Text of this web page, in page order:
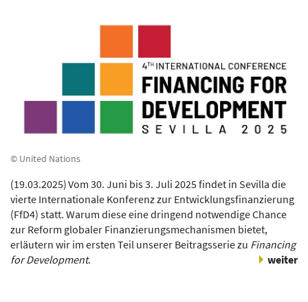
© United Nations
(19.03.2025)Vom 30. Juni bis 3. Juli 2025 findet in Sevilla die
vierte Internationale Konferenz zur Entwicklungsfinanzierung
(FfD4) statt. Warum dieseeine dringend notwendige Chance
zur Reform globaler Finanzierungsmechanismen bietet,
erläutern wir im ersten Teil unserer Beitragsserie zu Financing
for Development. weiter